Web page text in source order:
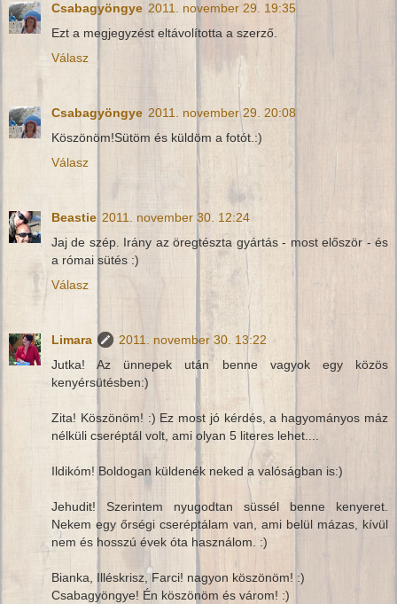
Csabagyöngye 2011. november 29. 19:35
Ezt a megjegyzést eltávolította a szerző.
Válasz
Csabagyöngye 2011. november 29. 20:08
Köszönöm!Sütöm és küldöm a fotót.:)
Válasz
Beastie 2011. november 30. 12:24
Jaj de szép. Irány az öregtészta gyártás - most először - és
a római sütés :)
Válasz
Limara
2011. november 30. 13:22
Jutka! Az ünnepek után benne vagyok egy közös
kenyérsütésben:)
Zita! Köszönöm! :) Ez most jó kérdés, a hagyományos máz
nélküli cseréptál volt, ami olyan 5 literes lehet....
Ildikóm! Boldogan küldenék neked a valóságban is:)
Jehudit! Szerintem nyugodtan süssél benne kenyeret.
Nekem egy őrségi cseréptálam van, ami belül mázas, kívül
nem és hosszú évek óta használom. :)
Bianka, Illéskrisz, Farci! nagyon köszönöm! :)
Csabagyöngye! Én köszönöm és várom! :)